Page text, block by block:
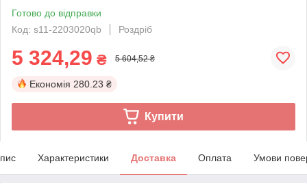
Готово до відправки
Код: s11-2203020qb
Роздріб
5 324,29 ₴ 5 604,52 ₴
Економія 280.23 ₴
Купити
Характеристики Доставка Оплата Умови